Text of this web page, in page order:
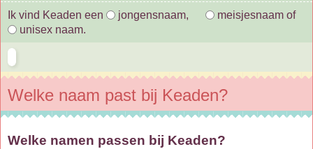
Ik vind Keaden een jongensnaam,
meisjesnaam of
unisex naam.
Welke naam past bij Keaden?
Welke namen passen bij Keaden?